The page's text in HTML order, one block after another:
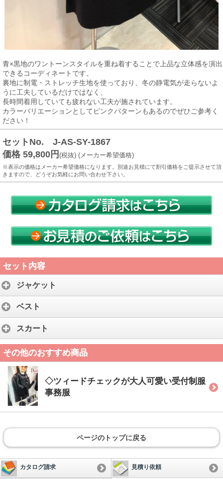
青×黒地のワントーンスタイルを重ね着することで上品な立体感を演出
できるコーディネートです。
裏地に制電・ストレッチ生地を使っており、冬の静電気が走らないよ
うに工夫しているだけではなく、
長時間着用していても疲れない工夫が施されています。
カラーバリエーションとしてピンクパターンもあるのでぜひご参考く
ださい！
セットNo. J-AS-SY-1867
価格 59,800円 (税抜) (メーカー希望価格)
※表示の価格はメーカー希望価格になります。別途お見積にて割引価格をご提示させて頂
きますので、どうぞお気軽にお問い合わせ下さい。
セット内容
ジャケット
ベスト
スカート
その他のおすすめ商品
◇ツィードチェックが大人可愛い受付制服
事務服
ページのトップに戻る
カタログ請求 見積り依頼